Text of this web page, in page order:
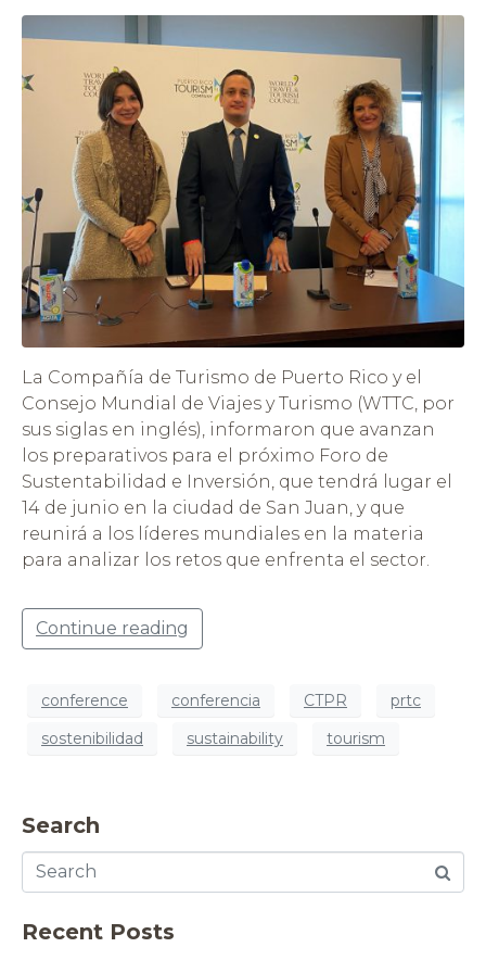
La Compañía de Turismo de Puerto Rico y el
Consejo Mundial de Viajes y Turismo (WTTC, por
sus siglas en inglés), informaron que avanzan
los preparativos para el próximo Foro de
Sustentabilidad e Inversión, que tendrá lugar el
14 de junio en la ciudad de San Juan, y que
reunirá a los líderes mundiales en la materia
para analizar los retos que enfrenta el sector.
Continue reading
conference conferencia CTPR
prtc
sostenibilidad
sustainability tourism
Search
Recent Posts